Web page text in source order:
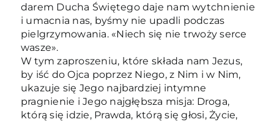
darem Ducha Świętego daje nam wytchnienie
i umacnia nas, byśmy nie upadli podczas
pielgrzymowania. «Niech się nie trwoży serce
wasze».
W tym zaproszeniu, które składa nam Jezus,
by iść do Ojca poprzez Niego, z Nim i w Nim,
ukazuje się Jego najbardziej intymne
pragnienie i Jego najgłębsza misja: Droga,
którą się idzie, Prawda, którą się głosi, Życie,